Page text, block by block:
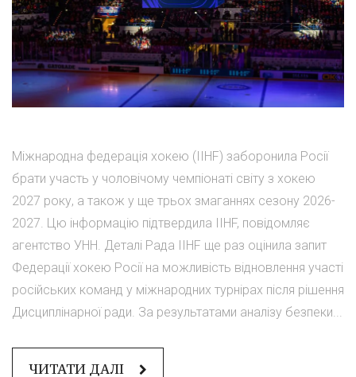
Міжнародна федерація хокею (IIHF) заборонила Росії
брати участь у чоловічому чемпіонаті світу з хокею
2027 року, а також у ще трьох змаганнях сезону 2026-
2027. Цю інформацію підтвердила IIHF, повідомляє
агентство УНН. Деталі Рада IIHF ще раз оцінила запит
Федерації хокею Росії на можливість відновлення участі
російських команд у міжнародних турнірах після рішення
Дисциплінарної ради. За результатами аналізу безпеки...
ЧИТАТИ ДАЛІ